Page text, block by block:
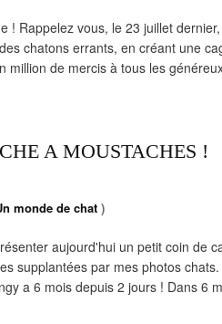
! Rappelez vous, le 23 juillet
chatons errants, en créant une
million de mercis à tous les
A MOUSTACHES !
monde de chat )
aujourd'hui un petit coin de
supplantées par mes photos
a 6 mois depuis 2 jours ! Dans 6